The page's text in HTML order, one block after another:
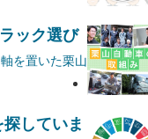
ック選び
を置いた栗山
していま